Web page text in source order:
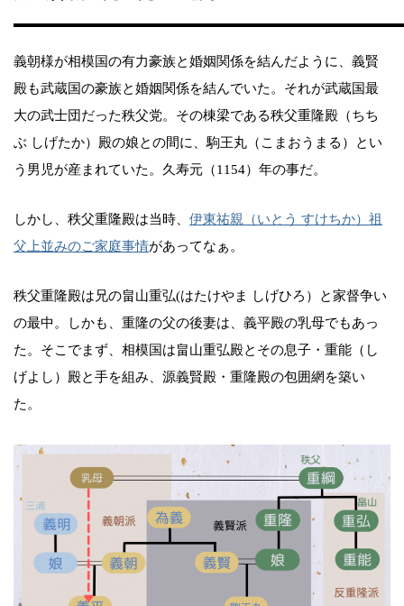
義朝様が相模国の有力豪族と婚姻関係を結んだように、義賢
殿も武蔵国の豪族と婚姻関係を結んでいた。それが武蔵国最
大の武士団だった秩父党。その棟梁である秩父重隆殿（ちち
ぶ しげたか）殿の娘との間に、駒王丸（こまおうまる）とい
う男児が産まれていた。久寿元（1154）年の事だ。
しかし、秩父重隆殿は当時、 伊東祐親（いとう すけちか）祖
父上並みのご家庭事情があってなぁ。
秩父重隆殿は兄の畠山重弘(はたけやま しげひろ）と家督争い
の最中。しかも、重隆の父の後妻は、義平殿の乳母でもあっ
た。そこでまず、相模国は畠山重弘殿とその息子・重能（し
げよし）殿と手を組み、源義賢殿・重隆殿の包囲網を築い
た。